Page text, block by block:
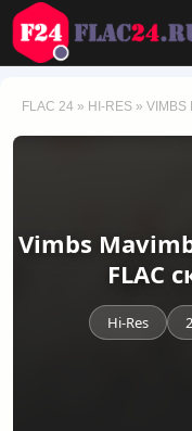
FLAC 24 » HI-RES » VIMBS
Vimbs
FLAC
Hi-Res